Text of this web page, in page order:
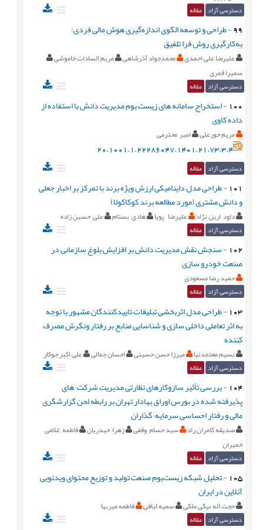
دسترسی آزاد مقاله
99
-طراحی و توسعه الگوی اندازه‌گیری هوش مالی فردی:
به‌کارگیری روش فرا تلفیق
علیرضا علی احمدی محمدجواد آذرشاهی
مریم السادات خاموشی
سمیرا قمری
دسترسی آزاد مقاله
100
-استخراج سامانه های زیست بوم مدیریت دانش با استفاده از
داده کاوی
مریم حورعلی امیر محترمی
20.1001.1.22286047.1401.21.73.3.4
دسترسی آزاد مقاله
101
-طراحی مدل داینامیکی ارزش ویژه برند با تمرکز بر اخبار جعلی
و دانش مشتری (مورد مطالعه برند کوکاکولا)
داود ارین نژاد علیرضا پویا هادی بستام علی حسین زاده
دسترسی آزاد مقاله
102
-سنجش نقش مدیریت دانش بر افزایش بلوغ سازمانی در
صنعت خودرو سازی
حمید رضا مسعودی
دسترسی آزاد مقاله
103
-طراحی مدل اثربخشی تبلیغات تاییدکنندگان مشهور با توجه
به اثر تعاملی داخلی سازی و شناسایی منابع بر رفتار ونگرش مصرف
کننده
نسیم معتمدنیا میرزا حسن حسینی احسان جمالی علی اکبر جوکار
دسترسی آزاد مقاله
104
-بررسی تأثیر سازوکارهای نظارتی مدیریت شرکت¬های
پذیرفته شده در بورس اوراق بهادار تهران بر رابطه لحن گزارشگری
مالی و رفتار احساسی سرمایه¬گذاران
صدیقه کامران راد سید حسام وقفی زهرا حیدریان
فاطمه غلامی
خمیران
دسترسی آزاد مقاله
105
-تحلیل شبکه زیست‌بوم صنعت تولید و توزیع محتوای ویدئویی
آنلاین در ایران
حجت اله نیکی ملکی سمیه لبافی فاطمه میربها
دسترسی آزاد مقاله